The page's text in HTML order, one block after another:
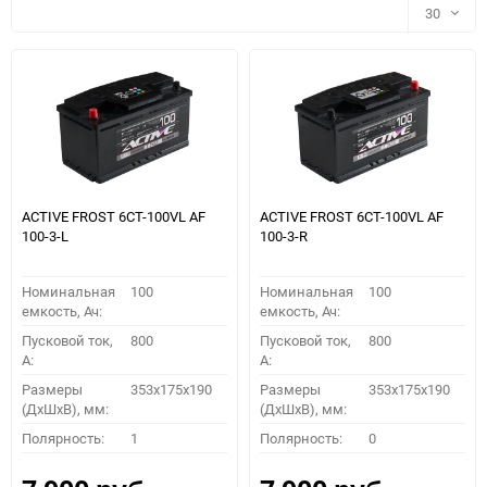
ПОДОБРАТЬ
30
30
60
90
ACTIVE FROST 6СТ-100VL АF
100-3-L
Номинальная
емкость, Ач:
100
Пусковой ток,
A:
800
Размеры
(ДхШхВ), мм:
353x175x190
Полярность: 1
ACTIVE FROST 6СТ-100VL АF
100-3-R
Номинальная
емкость, Ач:
100
Пусковой ток,
A:
800
Размеры
(ДхШхВ), мм:
353x175x190
Полярность: 0